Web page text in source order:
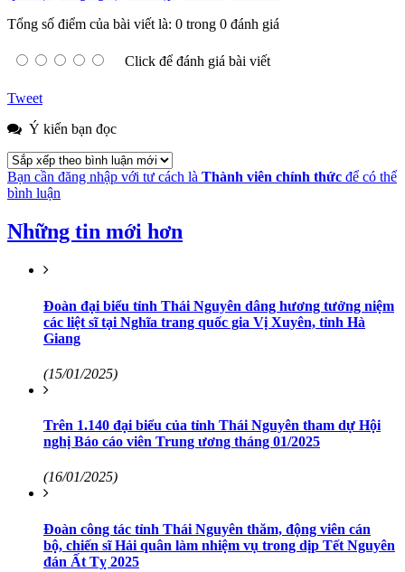
Tổng số điểm của bài viết là: 0 trong 0 đánh giá
Click để đánh giá bài viết
Tweet
Ý kiến bạn đọc
Bạn cần đăng nhập với tư cách là Thành viên chính thức để có thể
bình luận
Những tin mới hơn
Đoàn đại biểu tỉnh Thái Nguyên dâng hương tưởng niệm
các liệt sĩ tại Nghĩa trang quốc gia Vị Xuyên, tỉnh Hà
Giang
(15/01/2025)
Trên 1.140 đại biểu của tỉnh Thái Nguyên tham dự Hội
nghị Báo cáo viên Trung ương tháng 01/2025
(16/01/2025)
Đoàn công tác tỉnh Thái Nguyên thăm, động viên cán
bộ, chiến sĩ Hải quân làm nhiệm vụ trong dịp Tết Nguyên
đán Ất Tỵ 2025